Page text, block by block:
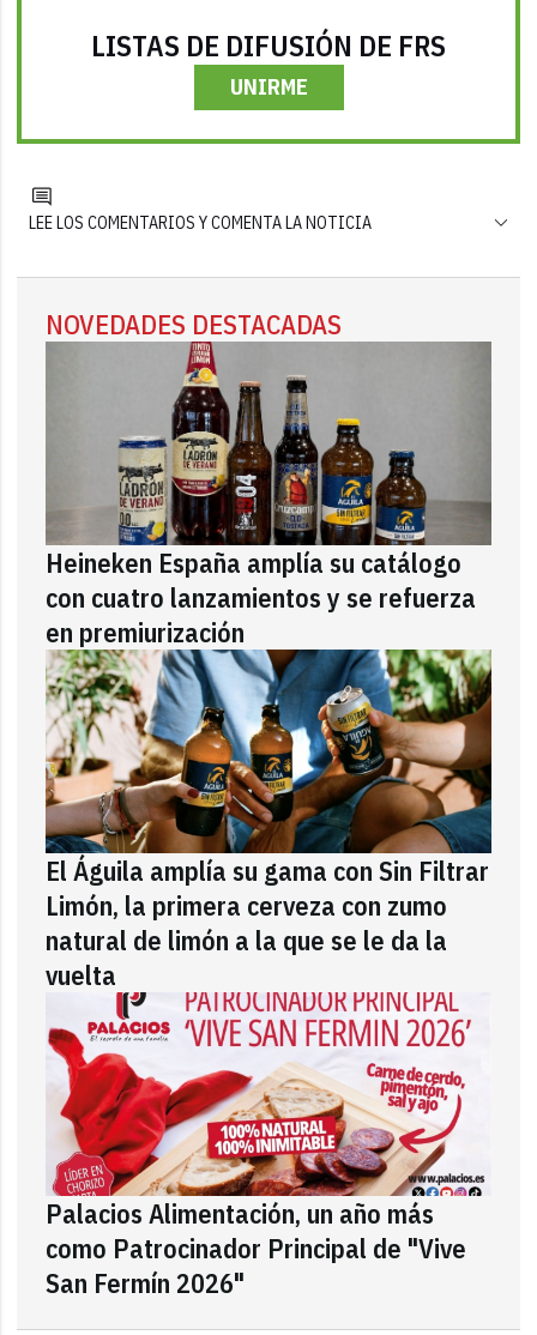
LISTAS DE DIFUSIÓN DE FRS
UNIRME
LEE LOS COMENTARIOS Y COMENTA LA NOTICIA
NOVEDADES DESTACADAS
Heineken España amplía su catálogo
con cuatro lanzamientos y se refuerza
en premiurización
El Águila amplía su gama con Sin Filtrar
Limón, la primera cerveza con zumo
natural de limón a la que se le da la
vuelta
Palacios Alimentación, un año más
como Patrocinador Principal de "Vive
San Fermín 2026"